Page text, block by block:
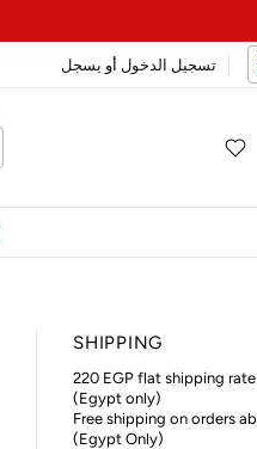
يسجل تسجيل الدخول
SHIPPING
220 EGP flat shipping
(Egypt only)
Free shipping on orders
(Egypt Only)